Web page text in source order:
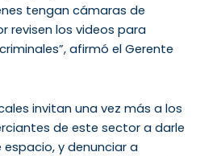
tengan cámaras de
revisen los videos para
afirmó el Gerente
invitan una vez más a los
de este sector a darle
y denunciar a